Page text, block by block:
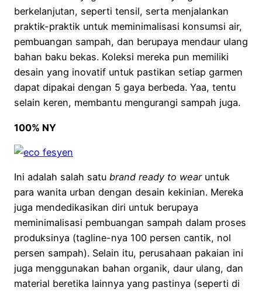
berkelanjutan, seperti tensil, serta menjalankan
praktik-praktik untuk meminimalisasi konsumsi air,
pembuangan sampah, dan berupaya mendaur ulang
bahan baku bekas. Koleksi mereka pun memiliki
desain yang inovatif untuk pastikan setiap garmen
dapat dipakai dengan 5 gaya berbeda. Yaa, tentu
selain keren, membantu mengurangi sampah juga.
100% NY
Ini adalah salah satu brand ready to wearuntuk
para wanita urban dengan desain kekinian. Mereka
juga mendedikasikan diri untuk berupaya
meminimalisasi pembuangan sampah dalam proses
produksinya (tagline-nya 100 persen cantik, nol
persen sampah). Selain itu, perusahaan pakaian ini
juga menggunakan bahan organik, daur ulang, dan
material beretika lainnya yang pastinya (seperti di